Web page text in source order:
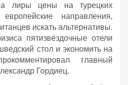
лиры цены на турецких
направления,
искать альтернативы.
пятизвёздочные отели
стол и экономить на
главный
Гордиец.